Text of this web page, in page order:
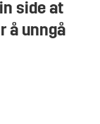
side at
å unngå